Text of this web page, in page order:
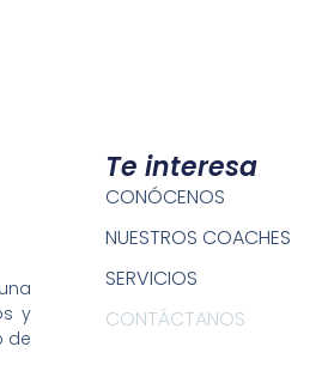
y
de
Te interesa
CONÓCENOS
NUESTROS COACHES
SERVICIOS
CONTÁCTANOS